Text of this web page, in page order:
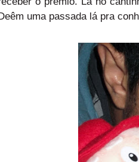
uma passada lá pra